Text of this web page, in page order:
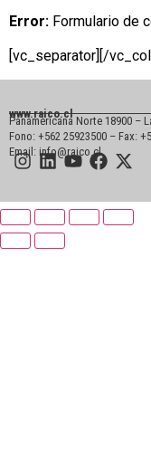
Error: Formulario de
[vc_separator][/
www.raico.cl
Panamericana Norte 18900 –
Fono: +562 25923500 – Fax:
Email: info@raico.cl